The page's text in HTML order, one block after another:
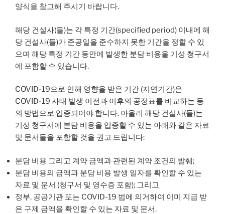
양식을 참고해 주시기 바랍니다.
해당 건설사(들)는 각 특정 기간(specified period) 이내에 해
당 건설사(들)가 준공일을 준수하지 못한 기간을 정할 수 있
으며 해당 특정 기간 동안에 발생한 분담 비용을 기성 청구서
에 포함할 수 있습니다.
COVID-19으로 인해 영향을 받은 기간 (지연기간)은
COVID-19 사태 발생 이전과 이후의 공정표를 비교하는 등
의 방법으로 입증되어야 합니다. 아울러 해당 건설사(들)는
기성 청구서에 분담 비용을 입증할 수 있는 아래와 같은 자료
및 문서들을 포함할 것을 권고 드립니다:
분담 비용 그리고 계약 금액과 관련된 계약 조건의 발췌;
분담 비용의 금액과 분담 비용 발생 일자를 확인할 수 있는
자료 및 문서 (청구서 및 영수증 포함); 그리고
정부, 공공기관 또는 COVID-19 법에 의거하여 이미 지급 받
은 구제 금액을 확인할 수 있는 자료 및 문서.